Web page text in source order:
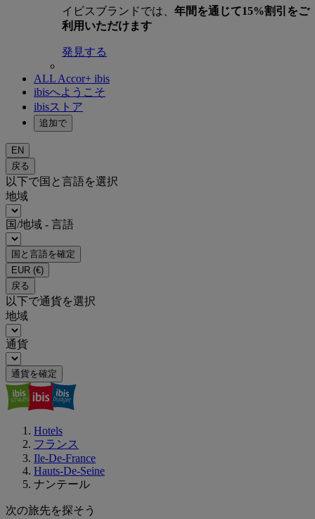
イビスブランドでは、 年間を通じて15%割引をご
利用いただけます
発見する
ALL Accor+ ibis
ibisへようこそ
ibisストア
追加で
EN
戻る
以下で国と言語を選択
地域
国/地域 - 言語
国と言語を確定
EUR (€)
戻る
以下で通貨を選択
地域
通貨
通貨を確定
Hotels
フランス
Ile-De-France
Hauts-De-Seine
ナンテール
次の旅先を探そう